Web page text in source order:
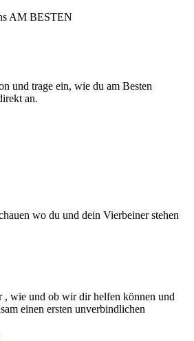
AM BESTEN
und trage ein, wie du am Besten
an.
wo du und dein Vierbeiner stehen
, wie und ob wir dir helfen können und
einen ersten unverbindlichen